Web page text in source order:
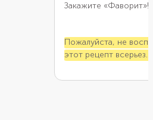
Закажите «Фаворит»!
Пожалуйста, не
этот рецепт всерьез.
пропадет желание